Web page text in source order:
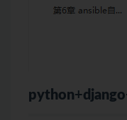
python+django